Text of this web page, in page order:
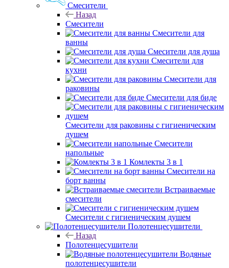
Смесители
Назад
Смесители
Смесители для
ванны
Смесители для душа
Смесители для
кухни
Смесители для
раковины
Смесители для биде
Смесители для раковины с гигиеническим
душем
Смесители
напольные
Комлекты 3 в 1
Смесители на
борт ванны
Встраиваемые
смесители
Смесители с гигиеническим душем
Полотенцесушители
Назад
Полотенцесушители
Водяные
полотенцесушители